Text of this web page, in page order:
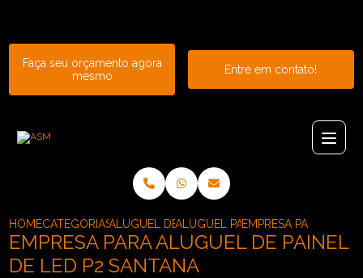
Faça seu orçamento agora
mesmo
Entre em contato!
HOMECATEGORIASALUGUEL DE PAINELALUGUEL PAINEL DE LED INDOOR
EMPRESA PARA
EMPRESA PARA ALUGUEL DE PAINEL
DE LED P2 SANTANA